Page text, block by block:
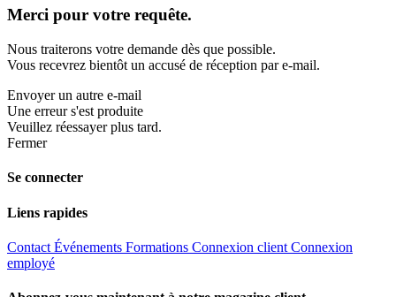
Merci pour votre requête.
Nous traiterons votre demande dès que possible.
Vous recevrez bientôt un accusé de réception par e-mail.
Envoyer un autre e-mail
Une erreur s'est produite
Veuillez réessayer plus tard.
Fermer
Se connecter
Liens rapides
Contact Événements Formations Connexion client Connexion
employé